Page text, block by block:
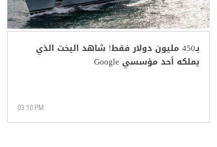
بـ450 مليون دولار فقط! شاهد اليخت الذي
يملكه أحد مؤسسي Google
03:10 PM